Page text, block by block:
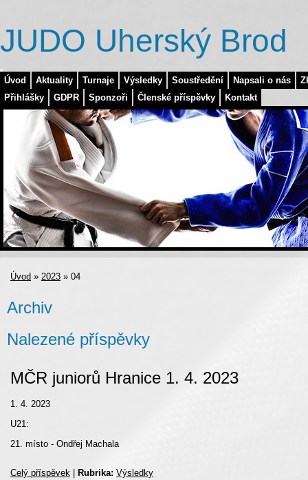
Úvod Aktuality Turnaje Výsledky Soustředění Napsali o nás
Přihlášky
GDPR Sponzoři Členské příspěvky Kontakt
JUDO Uherský Brod
Úvod » 2023 » 04
Archiv
Nalezené příspěvky
MČR juniorů Hranice 1. 4. 2023
1. 4. 2023
U21:
21. místo - Ondřej Machala
Celý příspěvek Rubrika: Výsledky